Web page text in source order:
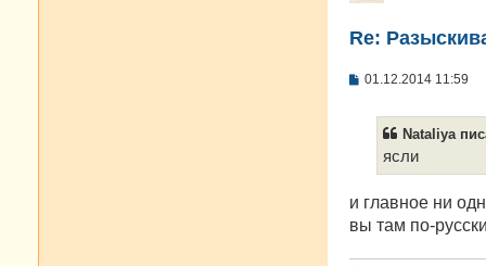
Re:
С
е
01.12.2014 11:59
Nataliya
ясли
и главное ни
вы там по-